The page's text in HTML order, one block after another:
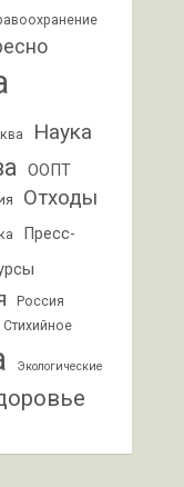
Наука
ООПТ
Отходы
Пресс-
Россия
Стихийное
Экологические